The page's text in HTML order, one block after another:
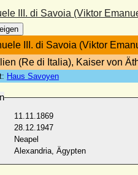
III. di Savoia (Viktor
III. di Savoia (Viktor
(Re di Italia), Kaiser von
Haus Savoyen
11.11.1869
28.12.1947
Neapel
Alexandria, Ägypten